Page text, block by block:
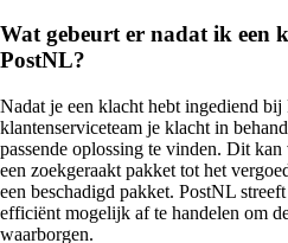
Wat gebeurt er nadat ik een
PostNL?
Nadat je een klacht hebt ingediend
klantenserviceteam je klacht in
passende oplossing te vinden. Dit
een zoekgeraakt pakket tot het
een beschadigd pakket. PostNL
efficiënt mogelijk af te handelen om
waarborgen.